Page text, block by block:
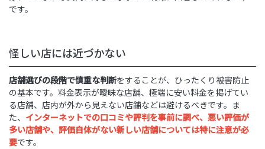
です。
怪しい店には近づかない
店舗選びの段階で慎重な判断をすることが、ひったくり被害防止
の基本です。料金表示が曖昧な店舗、極端に安い料金を掲げてい
る店舗、店内が外から見えない店舗などは避けるべきです。ま
た、 インターネットでの口コミや評判を事前に調べ、悪い評価が
多い店舗や、評価自体がない新しい店舗については特に注意が必
要です。